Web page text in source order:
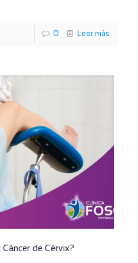
0 Leer más
de Cérvix?